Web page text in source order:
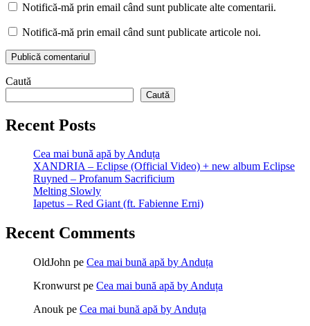
Notifică-mă prin email când sunt publicate alte comentarii.
Notifică-mă prin email când sunt publicate articole noi.
Caută
Caută
Recent Posts
Cea mai bună apă by Anduța
XANDRIA – Eclipse (Official Video) + new album Eclipse
Ruyned – Profanum Sacrificium
Melting Slowly
Iapetus – Red Giant (ft. Fabienne Erni)
Recent Comments
OldJohn pe Cea mai bună apă by Anduța
Kronwurst pe Cea mai bună apă by Anduța
Anouk pe Cea mai bună apă by Anduța